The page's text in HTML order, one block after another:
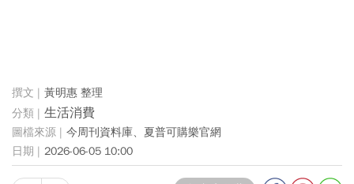
黃明惠 整理
生活消費
今周刊資料庫、夏普可購樂官網
2026-06-05 10:00